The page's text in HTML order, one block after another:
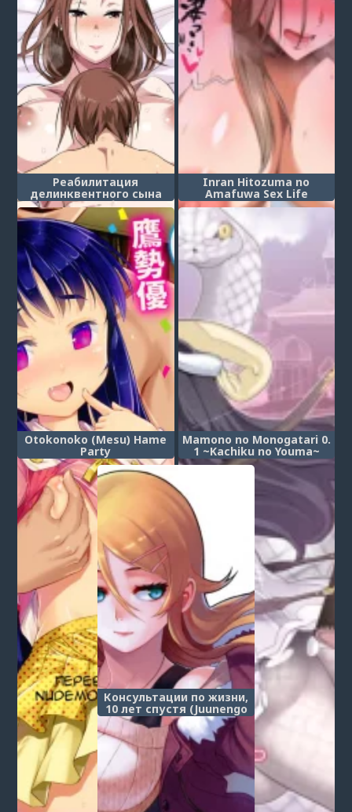
Реабилитация
делинквентного сына
сладкими любовными
ласками вспыльчивой
матерью (Okorinbo Mama
no Amayakashi Sex de
Furyou Musuko ga Kousei
Shita Hanashi)
Inran Hitozuma no
Amafuwa Sex Life
Otokonoko (Mesu) Hame
Party
Mamono no Monogatari 0.
1 ~Kachiku no Youma~
(Истории монстров
~Демонический скот~)
Консультации по жизни,
10 лет спустя (Juunengo
no Jinsei Soudan _ Life
Consultation After 10
Years)
Post a comment
Loginorregister to post a comment.